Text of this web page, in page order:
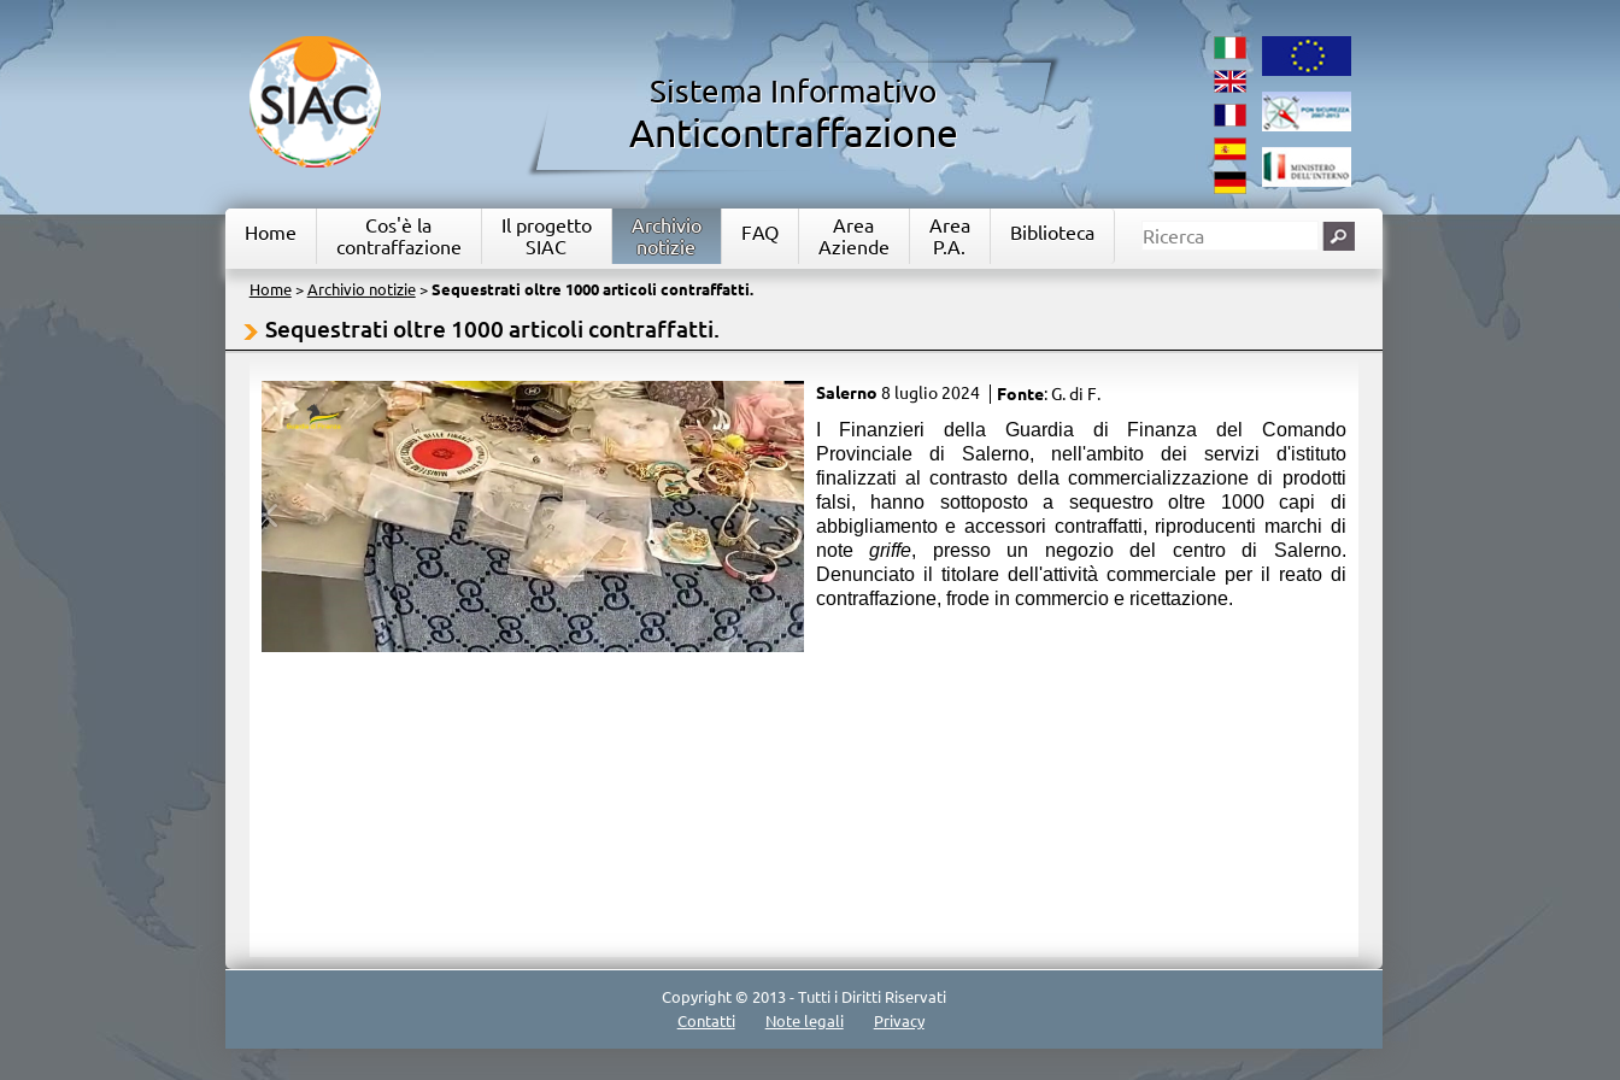
Sistema Informativo
Anticontraffazione
Home
Cos'è la
contraffazione
Il progetto
SIAC
Archivio
notizie
FAQ
Area
Aziende
Area
P.A.
Biblioteca
Home> Archivio notizie> Sequestrati oltre 1000 articoli contraffatti.
Sequestrati oltre 1000 articoli contraffatti.
Salerno 8 luglio 2024 Fonte: G. di F.
I Finanzieri della Guardia di Finanza del Comando
Provinciale di Salerno, nell'ambito dei servizi d'istituto
finalizzati al contrasto della commercializzazione di prodotti
falsi, hanno sottoposto a sequestro oltre 1000 capi di
abbigliamento e accessori contraffatti, riproducenti marchi di
notegriffe, presso un negozio del centro di Salerno.
Denunciato il titolare dell'attività commerciale per il reato di
contraffazione, frode in commercio e ricettazione.​
Copyright © 2013 - Tutti i Diritti Riservati
Contatti
Note legali Privacy